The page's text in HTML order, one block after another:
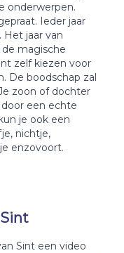
onderwerpen.
Ieder jaar
Het jaar van
de magische
zelf kiezen voor
De boodschap zal
zoon of dochter
door een echte
je ook een
nichtje,
enzovoort.
Sint een video